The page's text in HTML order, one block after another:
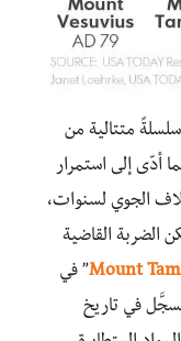
شهد العالم سلسلةً متتالية من
أدّى إلى استمرار
الجوي لسنوات،
الضربة القاضية
Mount” في
في تاريخ